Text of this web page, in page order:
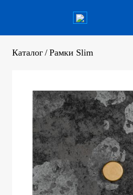
Каталог / Рамки Slim